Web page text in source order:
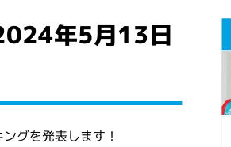
年5月13日
グを発表します！